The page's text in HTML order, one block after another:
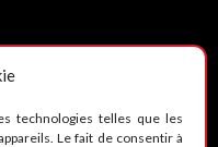
technologies telles que les
Le fait de consentir à